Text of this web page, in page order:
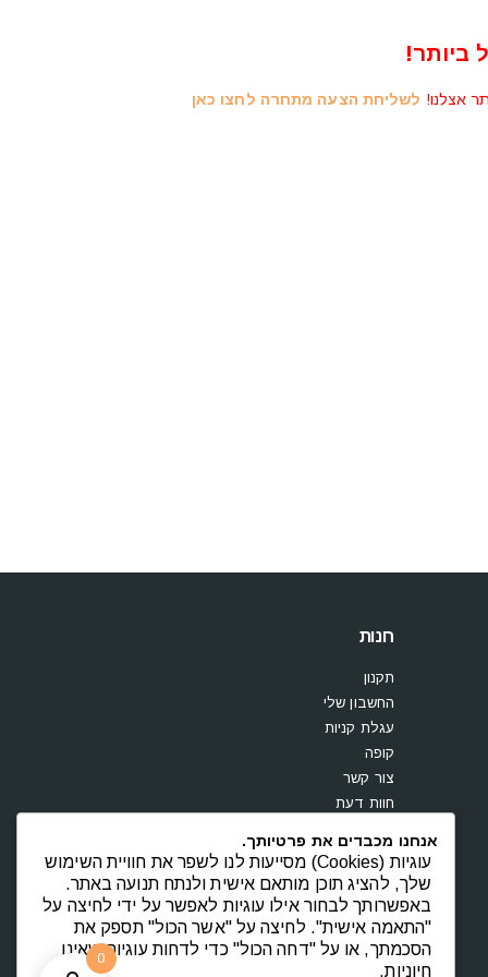
ביותר!
אצלנו! לשליחת הצעה מתחרה לחצו כאן
חנות
תקנון
החשבון שלי
עגלת קניות
קופה
צור קשר
חוות דעת
אנחנו מכבדים את פרטיותך.
עוגיות (Cookies) מסייעות לנו לשפר את חוויית השימוש
שלך, להציג תוכן מותאם אישית ולנתח תנועה באתר.
באפשרותך לבחור אילו עוגיות לאפשר על ידי לחיצה על
"התאמה אישית". לחיצה על "אשר הכול" תספק את
הסכמתך, או על "דחה הכול" כדי לדחות עוגיות שאינן
חיוניות.
0